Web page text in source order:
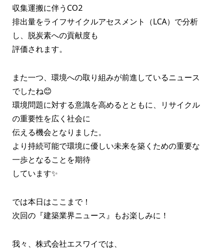
収集運搬に伴うCO2
排出量をライフサイクルアセスメント（LCA）で分析
し、脱炭素への貢献度も
評価されます。
また一つ、環境への取り組みが前進しているニュース
でしたね😊
環境問題に対する意識を高めるとともに、リサイクル
の重要性を広く社会に
伝える機会となりました。
より持続可能で環境に優しい未来を築くための重要な
一歩となることを期待
しています✨
では本日はここまで！
次回の『建築業界ニュース』もお楽しみに！
我々、株式会社エスワイでは、